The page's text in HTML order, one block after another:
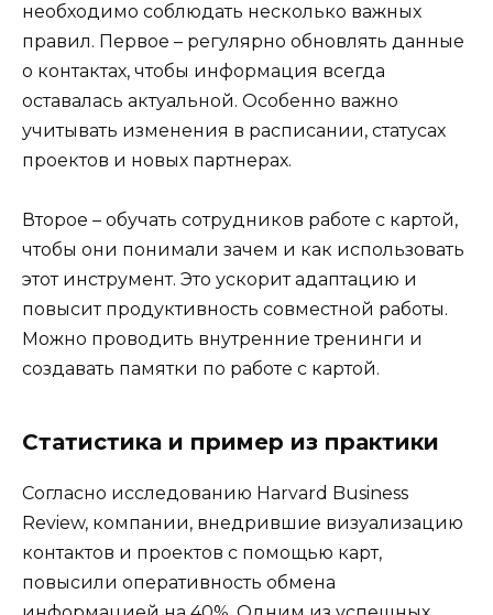
необходимо соблюдать несколько важных
правил. Первое – регулярно обновлять данные
о контактах, чтобы информация всегда
оставалась актуальной. Особенно важно
учитывать изменения в расписании, статусах
проектов и новых партнерах.
Второе – обучать сотрудников работе с картой,
чтобы они понимали зачем и как использовать
этот инструмент. Это ускорит адаптацию и
повысит продуктивность совместной работы.
Можно проводить внутренние тренинги и
создавать памятки по работе с картой.
Статистика и пример из практики
Согласно исследованию Harvard Business
Review, компании, внедрившие визуализацию
контактов и проектов с помощью карт,
повысили оперативность обмена